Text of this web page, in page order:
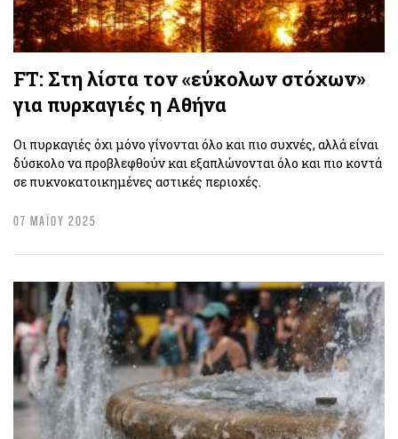
FT: Στη λίστα τον «εύκολων στόχων»
για πυρκαγιές η Αθήνα
Οι πυρκαγιές όχι μόνο γίνονται όλο και πιο συχνές, αλλά είναι
δύσκολο να προβλεφθούν και εξαπλώνονται όλο και πιο κοντά
σε πυκνοκατοικημένες αστικές περιοχές.
07 ΜΑΪΟΥ 2025